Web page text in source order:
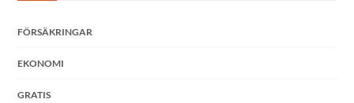
FÖRSÄKRINGAR
EKONOMI
GRATIS